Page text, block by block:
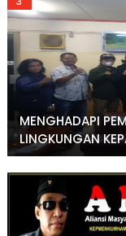
MENGHADAPI
LINGKUNGAN